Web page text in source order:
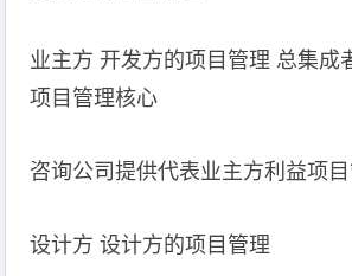
业主方 开发方的项目管理 总集成
项目管理核心
咨询公司提供代表业主方利益项
设计方 设计方的项目管理